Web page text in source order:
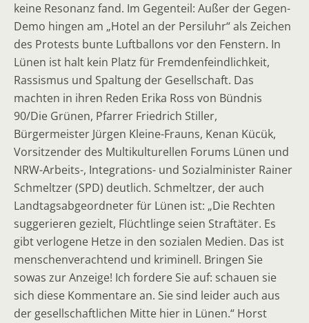
keine Resonanz fand. Im Gegenteil: Außer der Gegen-
Demo hingen am „Hotel an der Persiluhr“ als Zeichen
des Protests bunte Luftballons vor den Fenstern. In
Lünen ist halt kein Platz für Fremdenfeindlichkeit,
Rassismus und Spaltung der Gesellschaft. Das
machten in ihren Reden Erika Ross von Bündnis
90/Die Grünen, Pfarrer Friedrich Stiller,
Bürgermeister Jürgen Kleine-Frauns, Kenan Kücük,
Vorsitzender des Multikulturellen Forums Lünen und
NRW-Arbeits-, Integrations- und Sozialminister Rainer
Schmeltzer (SPD) deutlich. Schmeltzer, der auch
Landtagsabgeordneter für Lünen ist: „Die Rechten
suggerieren gezielt, Flüchtlinge seien Straftäter. Es
gibt verlogene Hetze in den sozialen Medien. Das ist
menschenverachtend und kriminell. Bringen Sie
sowas zur Anzeige! Ich fordere Sie auf: schauen sie
sich diese Kommentare an. Sie sind leider auch aus
der gesellschaftlichen Mitte hier in Lünen.“ Horst